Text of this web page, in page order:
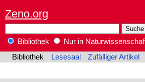
Zeno.org
Bibliothek
Nur in
Bibliothek
Lesesaal Zufälliger Artikel